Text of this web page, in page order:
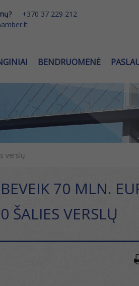
+370 37 229 212
BENDRUOMENĖ
verslų
70 MLN.
ŠALIES VERSLŲ